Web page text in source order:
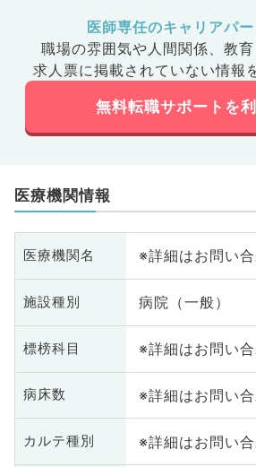
医師専任のキャリアパ
職場の雰囲気や人間関係、 教
求人票に掲載されていない情報
無料転職サポートを
医療機関情報
医療機関名 ※詳細はお問い
施設種別 病院（一般）
標榜科目 ※詳細はお問い
病床数 ※詳細はお問い
カルテ種別 ※詳細はお問い